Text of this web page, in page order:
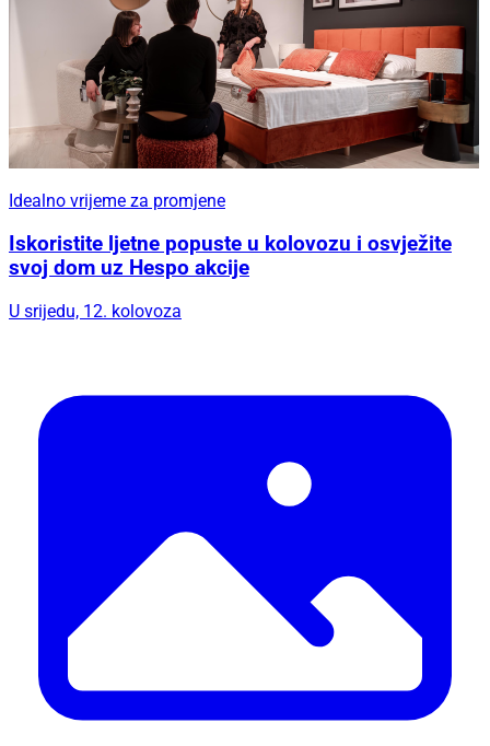
Idealno vrijeme za promjene
Iskoristite ljetne popuste u kolovozu i osvježite
svoj dom uz Hespo akcije
U srijedu, 12. kolovoza